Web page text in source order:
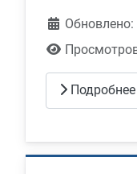
Подробнее